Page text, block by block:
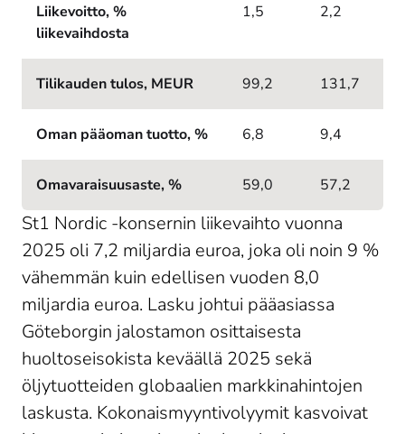
Liikevoitto, %
liikevaihdosta
1,5 2,2
Tilikauden tulos, MEUR 99,2 131,7
Oman pääoman tuotto, % 6,8 9,4
Omavaraisuusaste, % 59,0 57,2
St1 Nordic -konsernin liikevaihto vuonna
2025 oli 7,2 miljardia euroa, joka oli noin 9 %
vähemmän kuin edellisen vuoden 8,0
miljardia euroa. Lasku johtui pääasiassa
Göteborgin jalostamon osittaisesta
huoltoseisokista keväällä 2025 sekä
öljytuotteiden globaalien markkinahintojen
laskusta. Kokonaismyyntivolyymit kasvoivat